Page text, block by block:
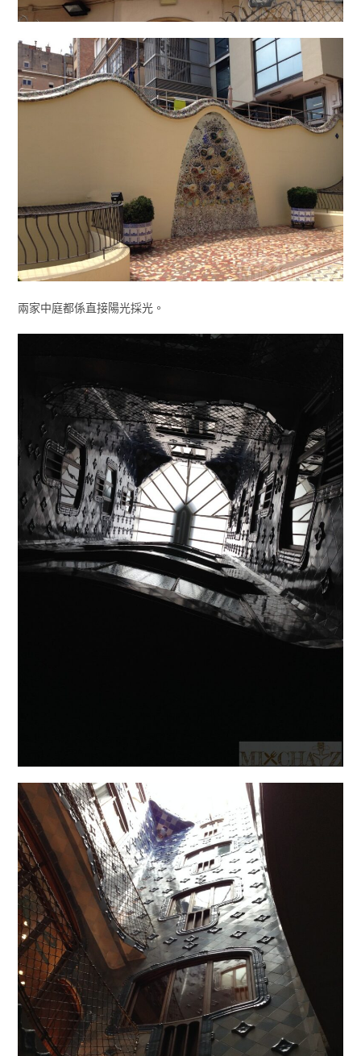
兩家中庭都係直接陽光採光。